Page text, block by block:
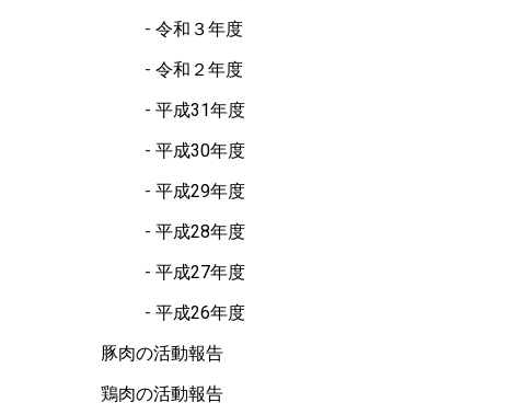
令和３年度
令和２年度
平成31年度
平成30年度
平成29年度
平成28年度
平成27年度
平成26年度
豚肉の活動報告
鶏肉の活動報告